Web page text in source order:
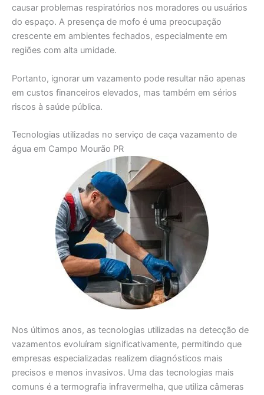
causar problemas respiratórios nos moradores ou usuários
do espaço. A presença de mofo é uma preocupação
crescente em ambientes fechados, especialmente em
regiões com alta umidade.
Portanto, ignorar um vazamento pode resultar não apenas
em custos financeiros elevados, mas também em sérios
riscos à saúde pública.
Tecnologias utilizadas no serviço de caça vazamento de
água em Campo Mourão PR
Nos últimos anos, as tecnologias utilizadas na detecção de
vazamentos evoluíram significativamente, permitindo que
empresas especializadas realizem diagnósticos mais
precisos e menos invasivos. Uma das tecnologias mais
comuns é a termografia infravermelha, que utiliza câmeras